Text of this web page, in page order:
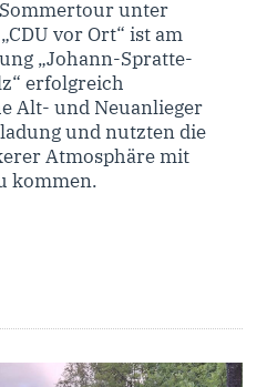
unter
vor Ort“ ist am
„Johann-Spratte-
erfolgreich
Alt- und Neuanlieger
und nutzten die
Atmosphäre mit
kommen.